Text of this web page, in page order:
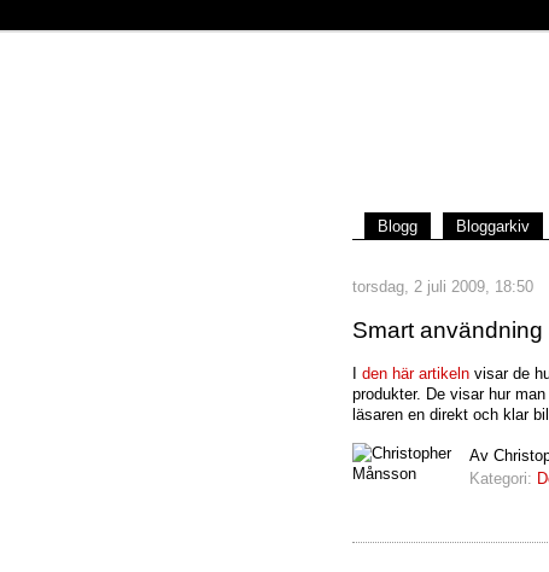
Blogg Bloggarkiv
torsdag, 2 juli 2009, 18:50
Smart
den här artikeln visar de
produkter. De visar hur
läsaren en direkt och klar
Av
Kategori: